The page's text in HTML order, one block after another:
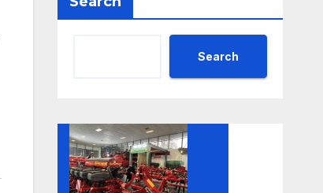
Search